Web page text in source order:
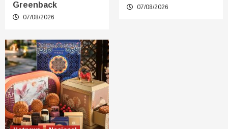
Greenback
07/08/2026
07/08/2026